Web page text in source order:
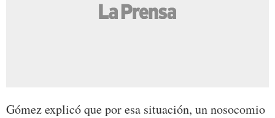
Gómez explicó que por esa situación, un nosocomio